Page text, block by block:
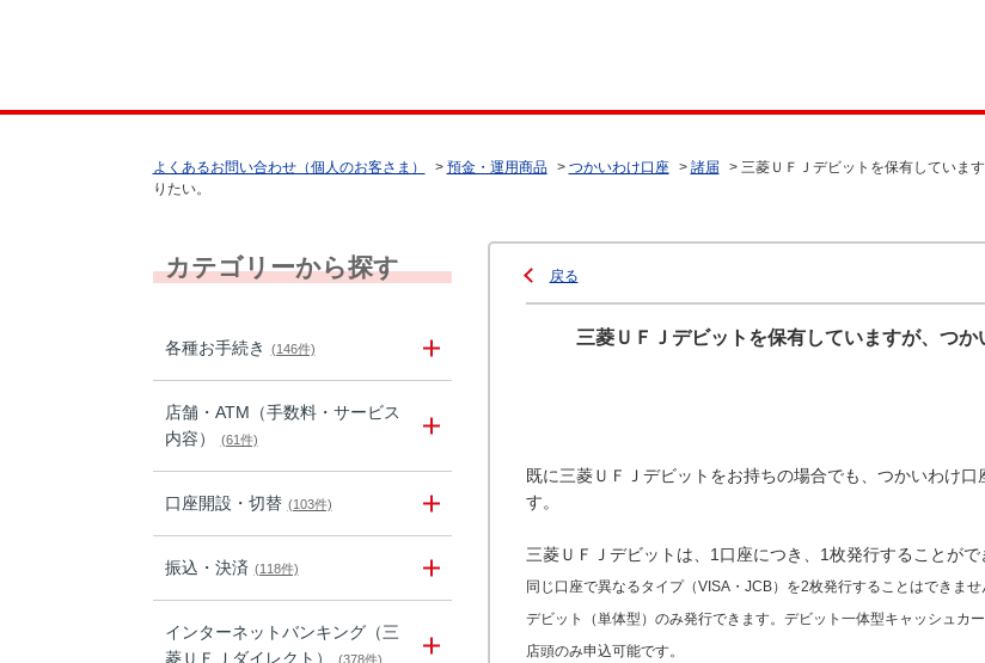
よくあるお問い合わせ（個人のお客さま） > 預金・運用商品 > つかいわけ口座 > 諸届 > 三菱ＵＦＪデビットを保有していま
りたい。
カテゴリーから探す
各種お手続き (146件)
店舗・ATM（手数料・サービス
内容）
(61件)
口座開設・切替 (103件)
振込・決済 (118件)
インターネットバンキング（三
菱ＵＦＪダイレクト）
(378件)
戻る
三菱ＵＦＪデビットを保有していますが、つか
既に三菱ＵＦＪデビットをお持ちの場合でも、つかいわけ
す。
三菱ＵＦＪデビットは、1口座につき、1枚発行することが
同じ口座で異なるタイプ（VISA・JCB）を2枚発行することはできませ
デビット（単体型）のみ発行できます。デビット一体型キャッシュカー
店頭のみ申込可能です。